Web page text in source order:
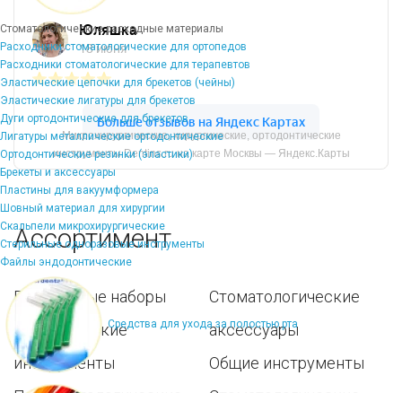
Стоматологические расходные материалы
Расходники стоматологические для ортопедов
Расходники стоматологические для терапевтов
Эластические цепочки для брекетов (чейны)
Эластические лигатуры для брекетов
Дуги ортодонтические для брекетов
Лигатуры металлические ортодонтические
Ортодонтические резинки (эластики)
Брекеты и аксессуары
Пластины для вакуумформера
Шовный материал для хирургии
Скальпели микрохирургические
Стерильные одноразовые инструменты
Файлы эндодонтические
Средства для ухода за полостью рта
Микрохирургические, хирургические, ортодонтические
инструменты Dentins.ru на карте Москвы — Яндекс.Карты
Ассортимент
Популярные наборы
Хирургические
инструменты
Стоматологические
аксессуары
Общие инструменты